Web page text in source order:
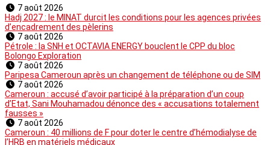
7 août 2026
Hadj 2027 : le MINAT durcit les conditions pour les agences privées
d’encadrement des pèlerins
7 août 2026
Pétrole : la SNH et OCTAVIA ENERGY bouclent le CPP du bloc
Bolongo Exploration
7 août 2026
Paripesa Cameroun après un changement de téléphone ou de SIM
7 août 2026
Cameroun : accusé d’avoir participé à la préparation d’un coup
d’Etat, Sani Mouhamadou dénonce des « accusations totalement
fausses »
7 août 2026
Cameroun : 40 millions de F pour doter le centre d’hémodialyse de
l’HRB en matériels médicaux